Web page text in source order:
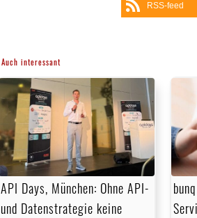
RSS-feed
Auch interessant
API Days, München: Ohne API-
und Datenstrategie keine